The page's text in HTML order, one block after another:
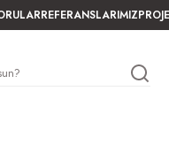
REFERANSLARIMIZ